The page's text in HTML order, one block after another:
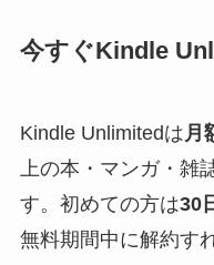
今すぐKindle
Kindle Unlimitedは月
上の本・マンガ・雑
す。初めての方は30
無料期間中に解約す